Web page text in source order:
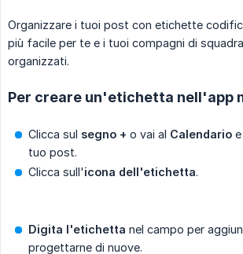
Organizzare i tuoi post con etichette
più facile per te e i tuoi compagni di
organizzati.
Per creare un'etichetta nell'app
Clicca sul segno + o vai al Calendario
tuo post.
Clicca sull'icona dell'etichetta.
Digita l'etichetta nel campo per
progettarne di nuove.